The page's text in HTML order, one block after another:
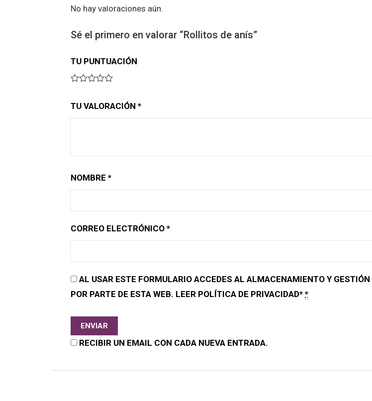
No hay valoraciones aún.
Sé el primero en valorar “Rollitos de anís”
TU PUNTUACIÓN
TU VALORACIÓN *
NOMBRE *
CORREO ELECTRÓNICO *
AL USAR ESTE FORMULARIO ACCEDES AL ALMACENAMIENTO Y GESTIÓN
POR PARTE DE ESTA WEB. LEER POLÍTICA DE PRIVACIDAD* *
RECIBIR UN EMAIL CON CADA NUEVA ENTRADA.